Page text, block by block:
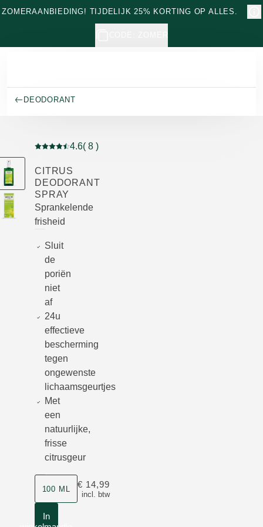
Naar hoofdinhoud gaan
ZOMERAANBIEDING! TIJDELIJK 25% KORTING OP ALLES.
DEODORANT
Beoordeling: 4.6 van 5 beoordeeld door 8 personen
4.6( 8 )
CITRUS
DEODORANT
SPRAY
Sprankelende
frisheid
Sluit
de
poriën
niet
af
24u
effectieve
bescherming
tegen
ongewenste
lichaamsgeurtjes
Met
een
natuurlijke,
frisse
citrusgeur
100 ML
incl. btw
€ 14,99
In